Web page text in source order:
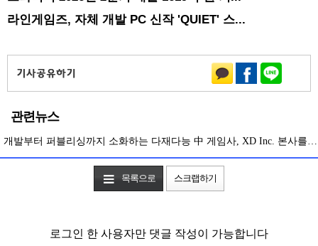
라인게임즈, 자체 개발 PC 신작 'QUIET' 스...
관련뉴스
개발부터 퍼블리싱까지 소화하는 다재다능 中 게임사, XD Inc. 본사를 방문하다
목록으로 스크랩하기
로그인 한 사용자만 댓글 작성이 가능합니다